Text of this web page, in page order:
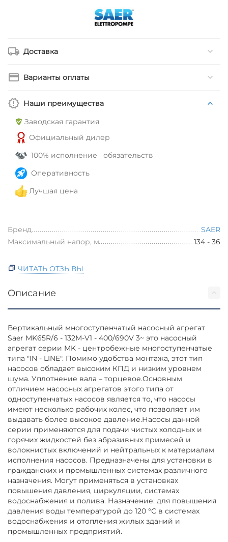
Доставка
Варианты оплаты
Наши преимущества
Заводская гарантия
Официальный дилер
100% исполнение обязательств
Оперативность
Лучшая цена
Бренд
SAER
Максимальный напор, м
134 - 36
ЧИТАТЬ ОТЗЫВЫ
Описание
Вертикальный многоступенчатый насосный агрегат
Saer MK65R/6 - 132M-V1 - 400/690V 3~ это насосный
агрегат серии MK - центробежные многоступенчатые
типа "IN - LINE". Помимо удобства монтажа, этот тип
насосов обладает высоким КПД и низким уровнем
шума. Уплотнение вала – торцевое.Основным
отличием насосных агрегатов этого типа от
одноступенчатых насосов является то, что насосы
имеют несколько рабочих колес, что позволяет им
выдавать более высокое давление.Насосы данной
серии применяются для подачи чистых холодных и
горячих жидкостей без абразивных примесей и
волокнистых включений и нейтральных к материалам
исполнения насосов. Предназначены для установки в
гражданских и промышленных системах различного
назначения. Могут применяться в установках
повышения давления, циркуляции, системах
водоснабжения и полива. Назначение: для повышения
давления воды температурой до 120 °С в системах
водоснабжения и отопления жилых зданий и
промышленных предприятий.